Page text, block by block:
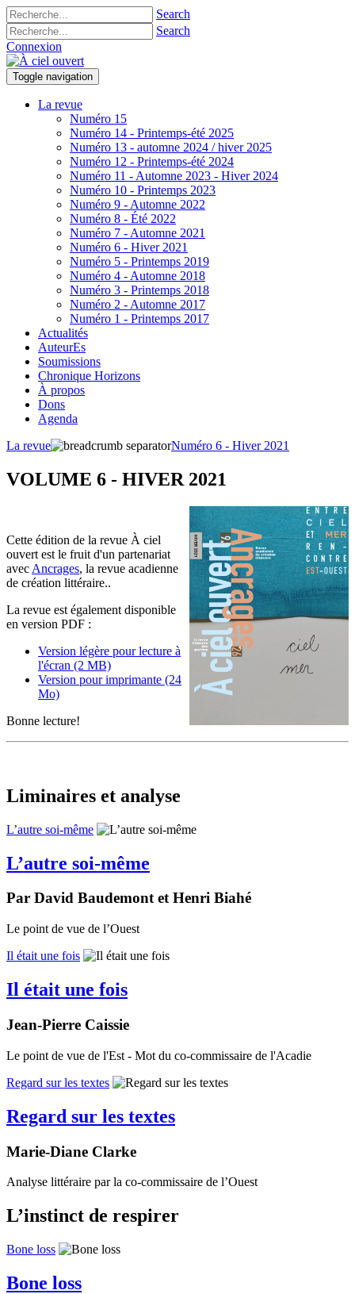
Search
Search
Connexion
Toggle navigation
La revue
Numéro 15
Numéro 14 - Printemps-été 2025
Numéro 13 - automne 2024 / hiver 2025
Numéro 12 - Printemps-été 2024
Numéro 11 - Automne 2023 - Hiver 2024
Numéro 10 - Printemps 2023
Numéro 9 - Automne 2022
Numéro 8 - Été 2022
Numéro 7 - Automne 2021
Numéro 6 - Hiver 2021
Numéro 5 - Printemps 2019
Numéro 4 - Automne 2018
Numéro 3 - Printemps 2018
Numéro 2 - Automne 2017
Numéro 1 - Printemps 2017
Actualités
AuteurEs
Soumissions
Chronique Horizons
À propos
Dons
Agenda
La revue
Numéro 6 - Hiver 2021
VOLUME 6 - HIVER 2021
Cette édition de la revue À ciel
ouvert est le fruit d'un partenariat
avec Ancrages, la revue acadienne
de création littéraire..
La revue est également disponible
en version PDF :
Version légère pour lecture à
l'écran (2 MB)
Version pour imprimante (24
Mo)
Bonne lecture!
Liminaires et analyse
L’autre soi-même
L’autre soi-même
Par David Baudemont et Henri Biahé
Le point de vue de l’Ouest
Il était une fois
Il était une fois
Jean-Pierre Caissie
Le point de vue de l'Est - Mot du co-commissaire de l'Acadie
Regard sur les textes
Regard sur les textes
Marie-Diane Clarke
Analyse littéraire par la co-commissaire de l’Ouest
L’instinct de respirer
Bone loss
Bone loss